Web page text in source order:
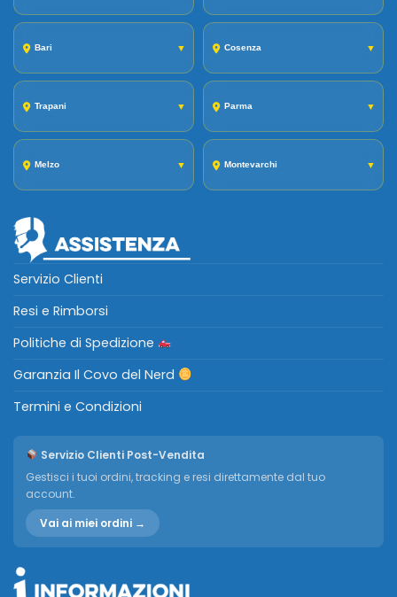
Bari ▼ Cosenza ▼
Trapani ▼ Parma ▼
Melzo ▼ Montevarchi ▼
Servizio Clienti
Resi e Rimborsi
Politiche di Spedizione
Garanzia Il Covo del Nerd
Termini e Condizioni
Servizio Clienti Post-Vendita
Gestisci i tuoi ordini, tracking e resi direttamente dal tuo
account.
Vai ai miei ordini →